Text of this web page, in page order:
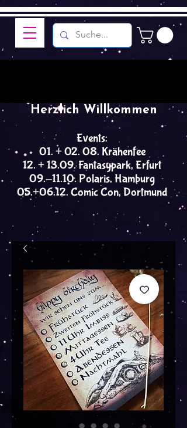
Events:
01. + 02. 08. Krähenfee
12. + 13.09. Fantasypark, Erfurt
09.-11.10. Polaris, Hamburg
05.+06.12. Comic Con, Dortmund
Herzlich Willkommen